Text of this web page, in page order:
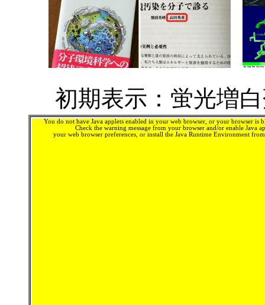
初期表示：蛍光増
You do not have Java applets enabled in your web browser, or your browser is
Check the warning message from your browser and/or enable Java
your web browser preferences, or install the Java Runtime Environment